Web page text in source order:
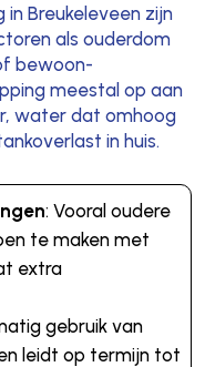
Breukeleveen zijn
als ouderdom
bewoon-
meestal op aan
water dat omhoog
in huis.
: Vooral oudere
te maken met
extra
gebruik van
leidt op termijn tot